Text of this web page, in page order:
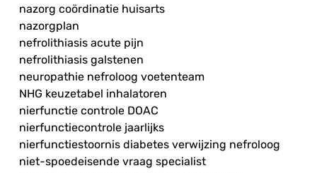
nazorg coördinatie huisarts
nazorgplan
nefrolithiasis acute pijn
nefrolithiasis galstenen
neuropathie nefroloog voetenteam
NHG keuzetabel inhalatoren
nierfunctie controle DOAC
nierfunctiecontrole jaarlijks
nierfunctiestoornis diabetes verwijzing nefroloog
niet-spoedeisende vraag specialist